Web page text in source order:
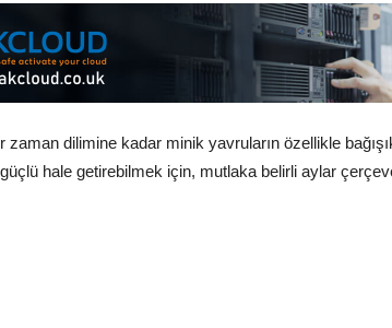
zaman dilimine kadar minik yavruların özellikle
hale getirebilmek için, mutlaka belirli aylar